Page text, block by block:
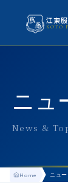
江東
KOTO
アクセス
スクール
生徒の1日
ニュ
News &
Home ニュー